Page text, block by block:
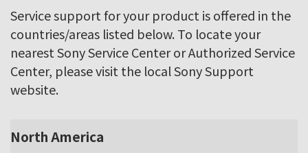
Service support for your product is offered in the
countries/areas listed below. To locate your
nearest Sony Service Center or Authorized Service
Center, please visit the local Sony Support
website.
North America